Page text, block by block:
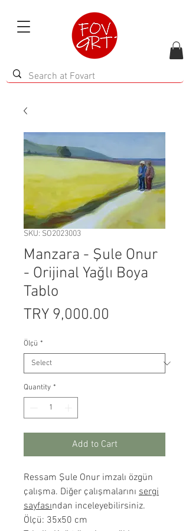
SKU: SO2023003
Manzara - Şule Onur
- Orijinal Yağlı Boya
Tablo
TRY 9,000.00
Ölçü *
Quantity *
Add to Cart
Ressam Şule Onur imzalı özgün
çalışma. Diğer çalışmalarını sergi
sayfasından inceleyebilirsiniz.
Ölçü: 35x50 cm